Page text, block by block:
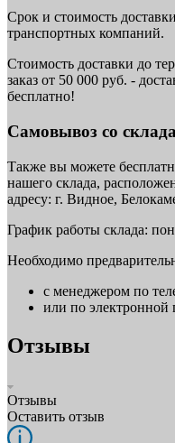
Срок и стоимость
транспортных компаний.
Стоимость доставки до
заказ от 50 000 руб. -
бесплатно!
Самовывоз со склада
Также вы можете
нашего склада,
адресу: г. Видное,
График работы склада:
Необходимо
с менеджером по
или по электронной
Отзывы
Отзывы
Оставить отзыв